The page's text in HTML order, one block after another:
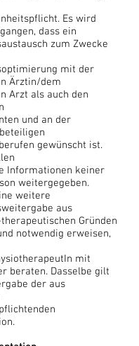
Es wird
dass ein
zum Zwecke
mit der
Ärztin/dem
Arzt als auch den
und an der
gewünscht ist.
Informationen keiner
weitergegeben.
weitere
aus
Gründen
notwendig erweisen,
mit
beraten. Dasselbe gilt
der aus